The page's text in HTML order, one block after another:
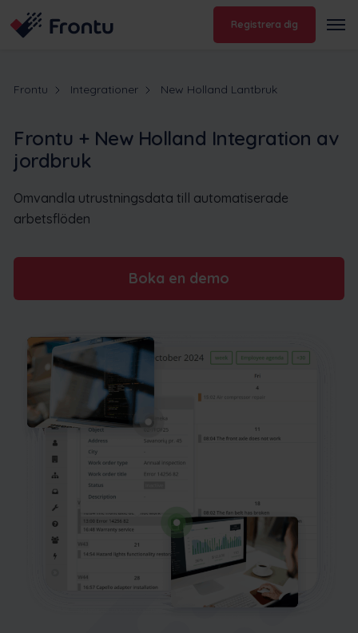
Registrera dig
Frontu Integrationer New Holland Lantbruk
Frontu + New Holland Integration av
jordbruk
Omvandla utrustningsdata till automatiserade
arbetsflöden
Boka en demo